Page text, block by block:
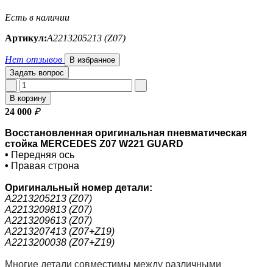
Есть в наличии
Артикул:A2213205213 (Z07)
Нет отзывов
В избранное
Задать вопрос
В корзину
24 000 ₽
Восстановленная оригинальная пневматическая
стойка MERCEDES Z07 W221 GUARD
• Передняя ось
• Правая строна
Оригинальный номер детали:
A2213205213 (Z07)
A2213209813 (Z07)
A2213209613 (Z07)
A2213207413 (Z07+Z19)
A2213200038 (Z07+Z19)
Многие детали совместимы между различными